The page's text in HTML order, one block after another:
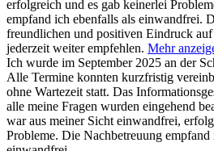
erfolgreich und es gab keinerlei
empfand ich ebenfalls als einwandfrei.
freundlichen und positiven Eindruck
jederzeit weiter empfehlen. Mehr
Ich wurde im September 2025 an der
Alle Termine konnten kurzfristig
ohne Wartezeit statt. Das
alle meine Fragen wurden eingehend
war aus meiner Sicht einwandfrei,
Probleme. Die Nachbetreuung empfand